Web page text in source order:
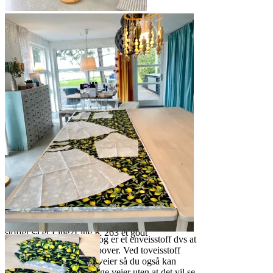
Kjolens enkle snitt og ikke altfor
voluminøse skjørt passer perfekt som
hverdagskjole
Line2Line K267 er beregnet til
elastiske stoffer. Vil du sy i faste
stoffer så er Line2Line K 263 et godt
alternativ
Stoffet måler ca 2 meter og er et enveisstoff dvs at
sitronene vokser kun oppover. Ved toveisstoff
vokser mønsteret begge veier så du også kan